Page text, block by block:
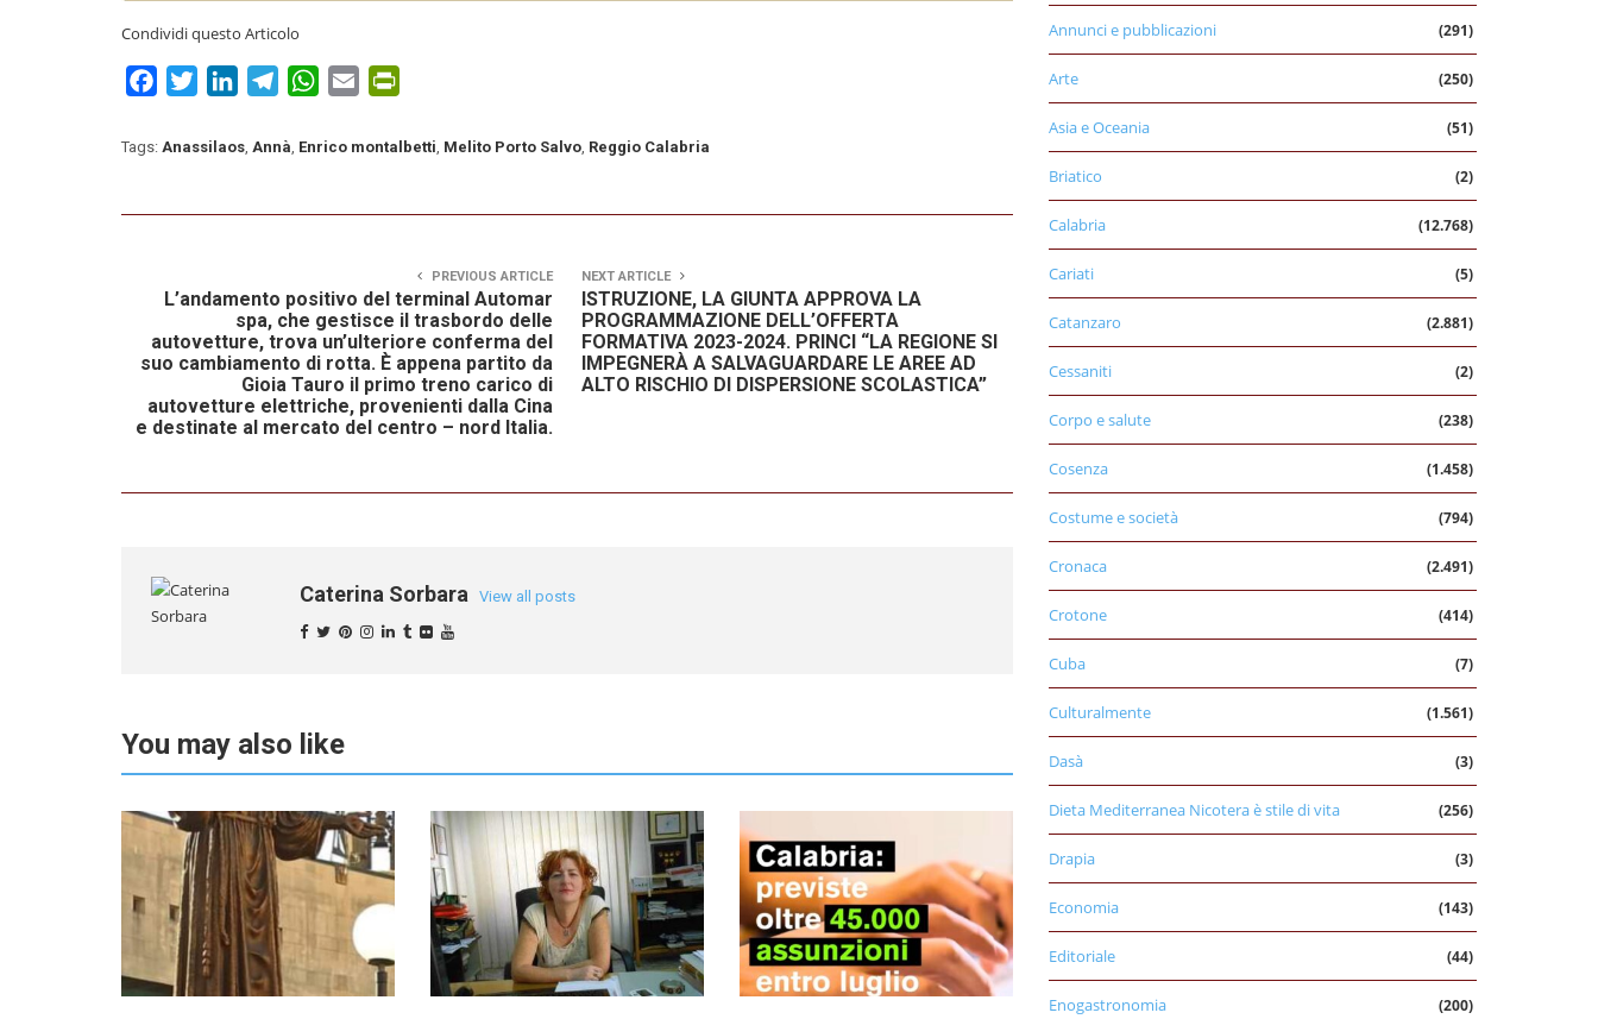
Condividi questo Articolo
FacebookTwitterLinkedInTelegramWhatsApp
Email
Tags: Anassilaos Annà Enrico montalbetti Melito Porto Salvo Reggio Calabria
PREVIOUS ARTICLE
L’andamento positivo del terminal Automar
spa, che gestisce il trasbordo delle
autovetture, trova un’ulteriore conferma del
suo cambiamento di rotta. È appena partito da
Gioia Tauro il primo treno carico di
autovetture elettriche, provenienti dalla Cina
e destinate al mercato del centro – nord Italia.
NEXT ARTICLE
ISTRUZIONE, LA GIUNTA APPROVA LA
PROGRAMMAZIONE DELL’OFFERTA
FORMATIVA 2023-2024. PRINCI “LA REGIONE SI
IMPEGNERÀ A SALVAGUARDARE LE AREE AD
ALTO RISCHIO DI DISPERSIONE SCOLASTICA”
Caterina Sorbara View all posts
You may also like
Annunci e pubblicazioni (291)
Arte (250)
Asia e Oceania (51)
Briatico (2)
Calabria (12.768)
Cariati (5)
Catanzaro (2.881)
Cessaniti (2)
Corpo e salute (238)
Cosenza (1.458)
Costume e società (794)
Cronaca (2.491)
Crotone (414)
Cuba (7)
Culturalmente (1.561)
Dasà (3)
Dieta Mediterranea Nicotera è stile di vita (256)
Drapia (3)
Economia (143)
Editoriale (44)
Enogastronomia (200)